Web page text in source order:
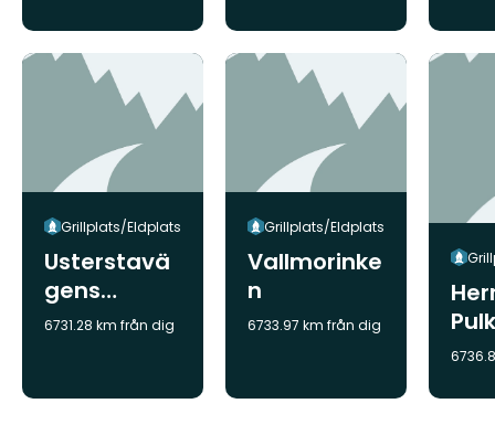
Grillplats/Eldplats
Usterstavä
gens
lekplats/Pul
6731.28 km från dig
Grillplats/Eldplats
Vallmorinke
n
6733.97 km från dig